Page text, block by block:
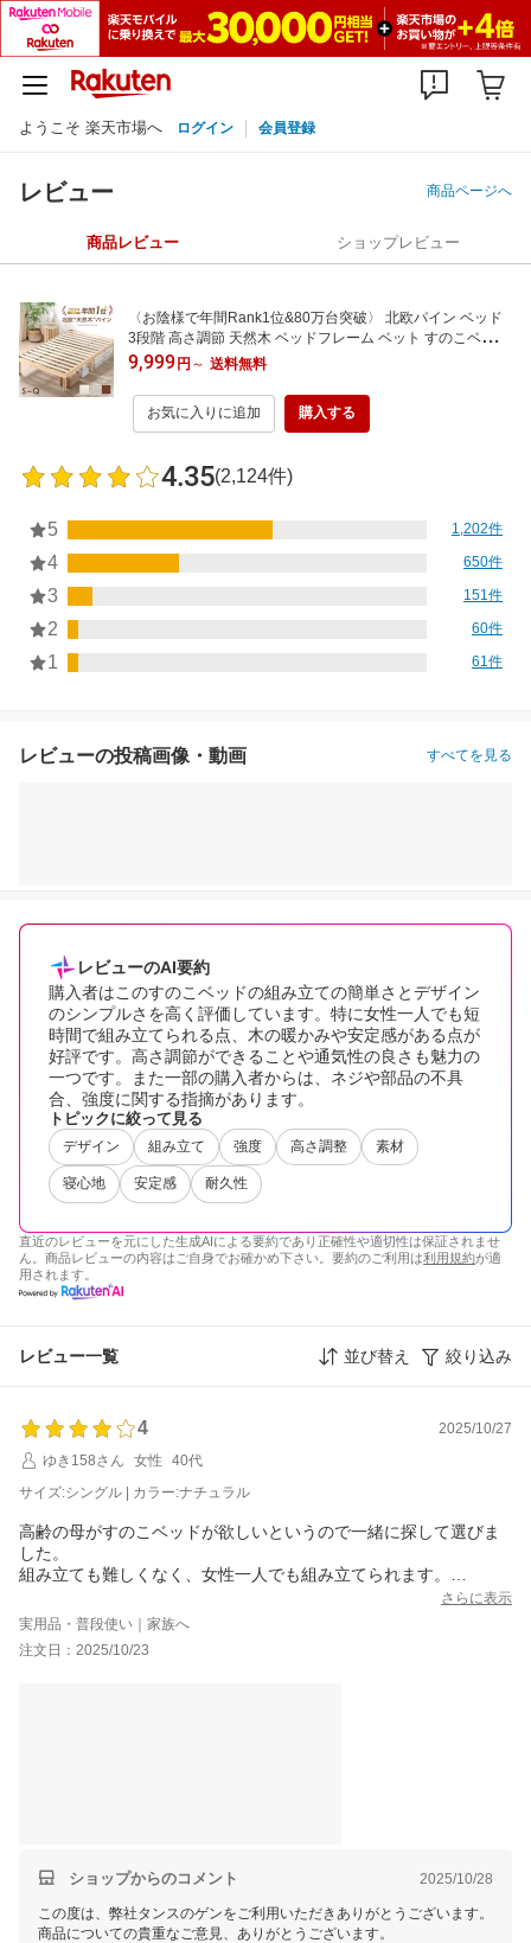
ようこそ 楽天市場へ ログイン 会員登録
レビュー 商品ページへ
商品レビュー ショップレビュー
〈お陰様で年間Rank1位&80万台突破〉 北欧パイン ベッド
3段階 高さ調節 天然木 ベッドフレーム ベット すのこベッド
すのこ シングルベッド セミダブルベッド ダブルベッド クイ
ーンベッド 木製 北欧 シングル セミダブル ダブル クイーン
9,999円 ～ 送料無料
お気に入りに追加 購入する
4.35(2,124件)
5 1,202件
4 650件
3 151件
2 60件
1 61件
レビューの投稿画像・動画 すべてを見る
レビューのAI要約
購入者はこのすのこベッドの組み立ての簡単さとデザイン
のシンプルさを高く評価しています。特に女性一人でも短
時間で組み立てられる点、木の暖かみや安定感がある点が
好評です。高さ調節ができることや通気性の良さも魅力の
一つです。また一部の購入者からは、ネジや部品の不具
合、強度に関する指摘があります。
トピックに絞って見る
デザイン 組み立て 強度 高さ調整 素材
寝心地 安定感 耐久性
直近のレビューを元にした生成AIによる要約であり正確性や適切性は保証されませ
ん。商品レビューの内容はご自身でお確かめ下さい。要約のご利用は利用規約が適
用されます。
レビュー一覧 並び替え 絞り込み
4
2025/10/27
ゆき158さん
女性
40代
サイズ:シングル | カラー:ナチュラル
高齢の母がすのこベッドが欲しいというので一緒に探して選びま
した。
組み立ても難しくなく、女性一人でも組み立てられます。
しっかりした作りでいいのですが、片側のヘッド部とフット部の
接続部分の木ダボ穴とネジ穴がズレていたので、ネジでとめるこ
としか出来ませんでした。
そのため、側面の面もズレてしまいフラットに仕上がらなかった
さらに表示
実用品・普段使い｜家族へ
注文日：2025/10/23
ショップからのコメント 2025/10/28
この度は、弊社タンスのゲンをご利用いただきありがとうございます。
商品についての貴重なご意見、ありがとうございます。